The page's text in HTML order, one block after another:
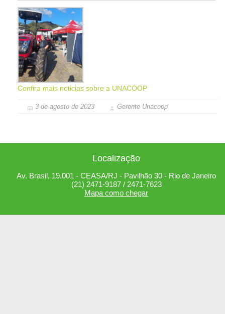
Confira mais noticias sobre a UNACOOP
3 de agosto de 2023 Gerente Unacoop
Localização
Av. Brasil, 19.001 - CEASA/RJ - Pavilhão 30 - Rio de Janeiro
(21) 2471-9187 / 2471-7623
Mapa como chegar